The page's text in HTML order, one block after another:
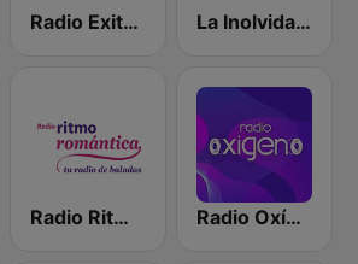
Radio Exitosa La Inolvidable
Radio Ritmo Romántica Radio Oxígeno